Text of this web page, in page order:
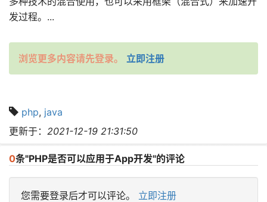
发过程。 ...
浏览更多内容请先登录。 立即注册
php, java
更新于： 2021-12-19 21:31:50
0条"PHP是否可以应用于App开发"的评论
您需要登录后才可以评论。 立即注册